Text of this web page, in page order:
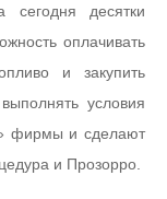
десятки
оплачивать
и закупить
условия
фирмы и сделают
и Прозорро.